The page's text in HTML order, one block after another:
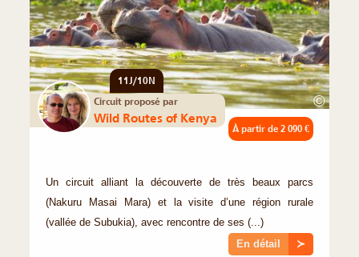
©
11J/10N
Circuit proposé par
Wild Routes of Kenya
À partir de 2 090 €
Un circuit alliant la découverte de très beaux parcs
(Nakuru Masai Mara) et la visite d’une région rurale
(vallée de Subukia), avec rencontre de ses (...)
En détail ≻